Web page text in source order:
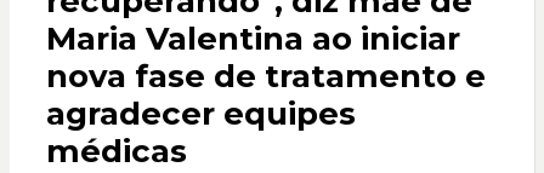
Maria Valentina ao iniciar
nova fase de tratamento e
agradecer equipes
médicas